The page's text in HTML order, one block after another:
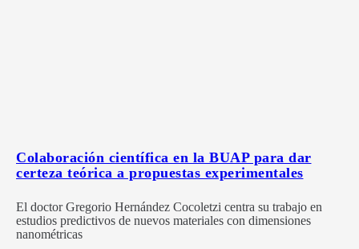
Colaboración científica en la BUAP para dar
certeza teórica a propuestas experimentales
El doctor Gregorio Hernández Cocoletzi centra su trabajo en
estudios predictivos de nuevos materiales con dimensiones
nanométricas